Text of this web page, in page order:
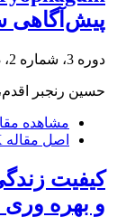
پیش‌آگاهی
دوره 3، شماره 2، 1393، صفحه
حسین رنجبر
مشاهده
اصل مقاله
کیفیت
و بهره وری